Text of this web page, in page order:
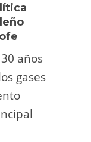
años
gases